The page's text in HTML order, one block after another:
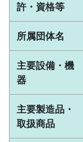
許・資格等
所属団体名
主要設備・機
器
主要製造品・
取扱商品